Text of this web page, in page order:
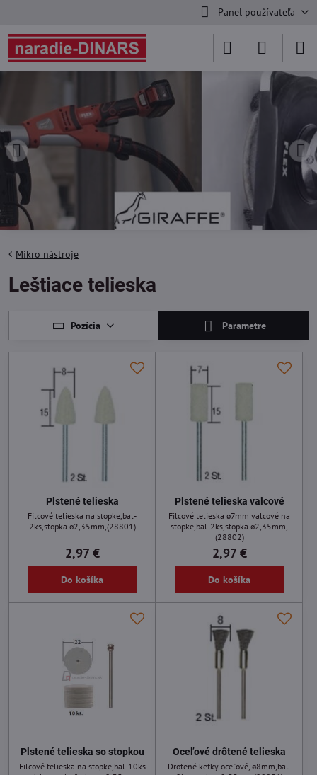
Panel používateľa
Mikro nástroje
Leštiace telieska
Pozícia Parametre
Plstené telieska
Filcové telieska na stopke,bal-
2ks,stopka ø2,35mm,(28801)
2,97 €
Do košíka
Plstené telieska valcové
Filcové telieska ø7mm valcové na
stopke,bal-2ks,stopka ø2,35mm,
(28802)
2,97 €
Do košíka
Plstené telieska so stopkou
Filcové telieska na stopke,bal-10ks
Oceľové drôtené telieska
Drotené kefky oceľové, ø8mm,bal-